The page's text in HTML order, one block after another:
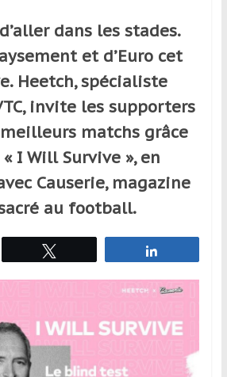
dans les stades.
et d’Euro cet
Heetch, spécialiste
invite les supporters
matchs grâce
I Will Survive », en
Causerie, magazine
au football.